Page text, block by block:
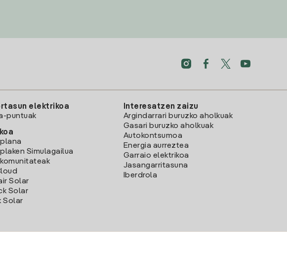
elektrikoa
puntuak
Simulagailua
Solar
Solar
Solar
Interesatzen zaizu
Argindarrari buruzko aholkuak
Gasari buruzko aholkuak
Autokontsumoa
Energia aurreztea
Garraio elektrikoa
Jasangarritasuna
Iberdrola